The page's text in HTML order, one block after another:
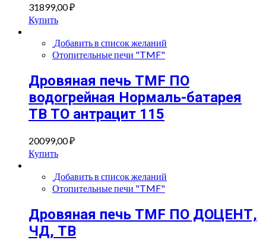
31899,00₽
Купить
Добавить в список желаний
Отопительные печи "TMF"
Дровяная печь TMF ПО
водогрейная Нормаль-батарея
ТВ ТО антрацит 115
20099,00₽
Купить
Добавить в список желаний
Отопительные печи "TMF"
Дровяная печь TMF ПО ДОЦЕНТ,
ЧД, ТВ